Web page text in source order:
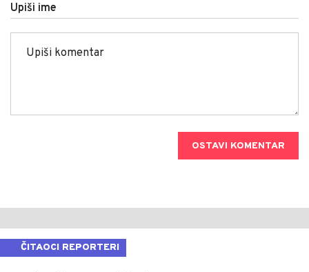
Upiši ime
OSTAVI KOMENTAR
ČITAOCI REPORTERI